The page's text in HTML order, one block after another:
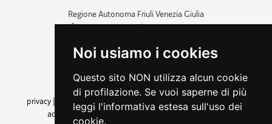
Noi usiamo i cookies
Questo sito NON utilizza alcun cookie
di profilazione. Se vuoi saperne di più
leggi l'informativa estesa sull'uso dei
cookie.
Regione Autonoma Friuli Venezia Giulia
c.f. 80014930327; p.iva 00526040324
+39 040 3771111
amministrazione trasparente
privacy
cookie |note legali accessibilità
dichiarazione di
accessibilità| feedback cambio preferenze cookie